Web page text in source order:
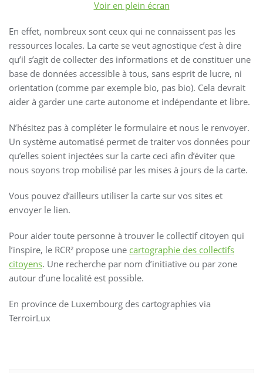
Voir en plein écran
En effet, nombreux sont ceux qui ne connaissent pas les
ressources locales. La carte se veut agnostique c’est à dire
qu’il s’agit de collecter des informations et de constituer une
base de données accessible à tous, sans esprit de lucre, ni
orientation (comme par exemple bio, pas bio). Cela devrait
aider à garder une carte autonome et indépendante et libre.
N’hésitez pas à compléter le formulaire et nous le renvoyer.
Un système automatisé permet de traiter vos données pour
qu’elles soient injectées sur la carte ceci afin d’éviter que
nous soyons trop mobilisé par les mises à jours de la carte.
Vous pouvez d’ailleurs utiliser la carte sur vos sites et
envoyer le lien.
Pour aider toute personne à trouver le collectif citoyen qui
l’inspire, le RCR² propose une cartographie des collectifs
citoyens. Une recherche par nom d’initiative ou par zone
autour d’une localité est possible.
En province de Luxembourg des cartographies via
TerroirLux